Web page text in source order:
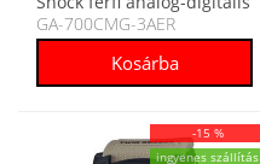
karóra
GA-700CMG-3AER
-15 %
ingyenes szállítás